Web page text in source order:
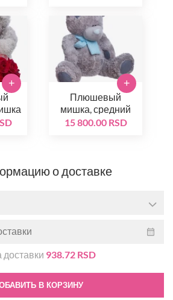
+
Плюшевый
мишка, средний
15 800.00 RSD
+
о доставке
доставки 938.72 RSD
В КОРЗИНУ